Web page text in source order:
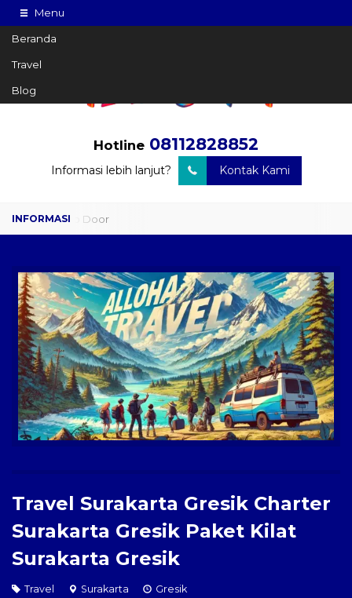
Menu
Beranda
Travel
Blog
Hotline 08112828852
Informasi lebih lanjut? Kontak Kami
Travel Door to Door
Sewa Hiace
Sewa Mobil Plus Driver
Wisata
Paket Kilat
Pengiriman Barang
Travel Surakarta Gresik Charter
Surakarta Gresik Paket Kilat
Surakarta Gresik
Travel Surakarta Gresik